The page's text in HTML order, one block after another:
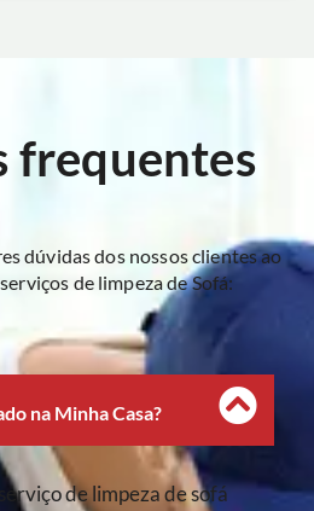
frequentes
dúvidas dos nossos clientes ao
de limpeza de Sofá:
na Minha Casa?
de limpeza de sofá